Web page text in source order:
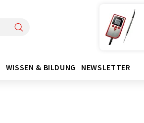
WISSEN & BILDUNG NEWSLETTER